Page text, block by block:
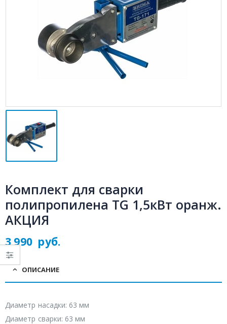
Комплект для сварки
полипропилена TG 1,5кВт оранж.
АКЦИЯ
3 990 руб.
ОПИСАНИЕ
Диаметр насадки: 63 мм
Диаметр сварки: 63 мм